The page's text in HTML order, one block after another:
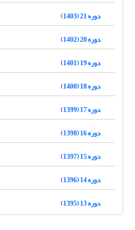
دوره 21 (1403)
دوره 20 (1402)
دوره 19 (1401)
دوره 18 (1400)
دوره 17 (1399)
دوره 16 (1398)
دوره 15 (1397)
دوره 14 (1396)
دوره 13 (1395)